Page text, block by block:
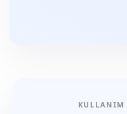
KULLANIM